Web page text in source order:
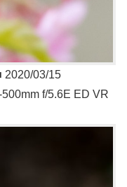
2020/03/15
f/5.6E ED VR